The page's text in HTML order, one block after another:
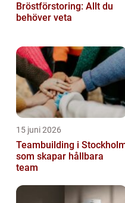
Bröstförstoring: Allt du
behöver veta
15 juni 2026
Teambuilding i
som skapar hållbara
team